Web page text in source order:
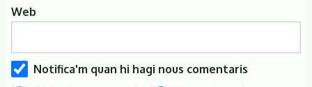
Web
Notifica'm quan hi hagi nous comentaris